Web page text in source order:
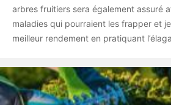
arbres fruitiers sera également assuré
maladies qui pourraient les frapper et
meilleur rendement en pratiquant